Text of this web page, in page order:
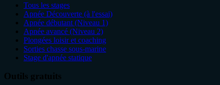
Tous les stages
Apnée Découverte (à l'essai)
Apnée débutant (Niveau 1)
Apnée avancé (Niveau 2)
Plongées loisir et coaching
Sorties chasse sous-marine
Stage d'apnée statique
Outils gratuits